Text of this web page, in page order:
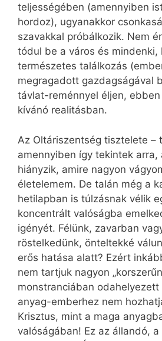
teljességében (amennyiben
hordoz), ugyanakkor
szavakkal próbálkozik. Nem
tódul be a város és mindenki,
természetes találkozás
megragadott gazdagságával
távlat-reménnyel éljen,
kívánó realitásban.
Az Oltáriszentség tisztelete –
amennyiben így tekintek arra,
hiányzik, amire nagyon
életelemem. De talán még a
hetilapban is túlzásnak vélik
koncentrált valóságba
igényét. Félünk, zavarban
röstelkedünk, önteltekké
erős hatása alatt? Ezért
nem tartjuk nagyon
monstranciában
anyag-emberhez nem
Krisztus, mint a maga
valóságában! Ez az állandó,